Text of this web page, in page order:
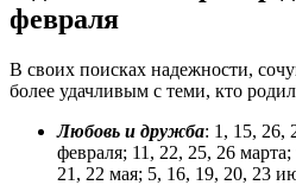
февраля
В своих поисках надежности,
более удачливым с теми, кто
Любовь и дружба: 1, 15, 26,
февраля; 11, 22, 25, 26
21, 22 мая; 5, 16, 19, 20, 23